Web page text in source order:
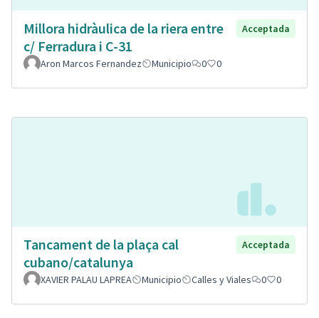
Millora hidràulica de la riera entre
c/ Ferradura i C-31
Acceptada
Aron Marcos Fernandez Municipio 0 0
Tancament de la plaça cal
cubano/catalunya
Acceptada
XAVIER PALAU LAPREA Municipio Calles y Viales 0 0